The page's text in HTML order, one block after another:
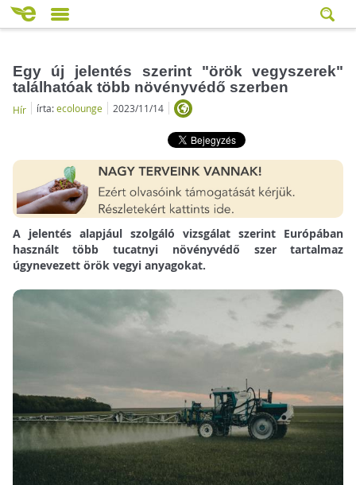
Egy új jelentés szerint "örök vegyszerek"
találhatóak több növényvédő szerben
Hír írta:ecolounge 2023/11/14
A jelentés alapjául szolgáló vizsgálat szerint Európában
használt több tucatnyi növényvédő szer tartalmaz
úgynevezett örök vegyi anyagokat.